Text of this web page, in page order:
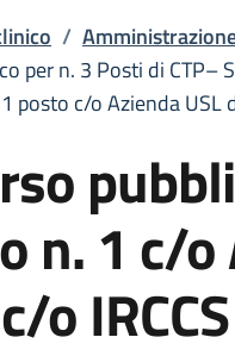
pane
/
per n. 3 Posti di CTP–
posto c/o Azienda USL
n. 1 c/
o